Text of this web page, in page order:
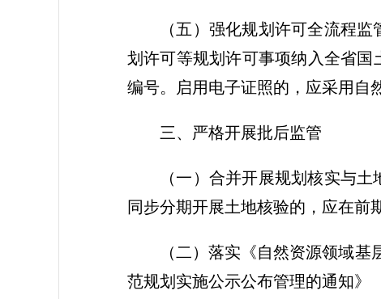
（五）强化规划许可全流程
划许可等规划许可事项纳入全省
编号。启用电子证照的，应采用自
三、严格开展批后监管
（一）合并开展规划核实与
同步分期开展土地核验的，应在前
（二）落实《自然资源领域
范规划实施公示公布管理的通知》